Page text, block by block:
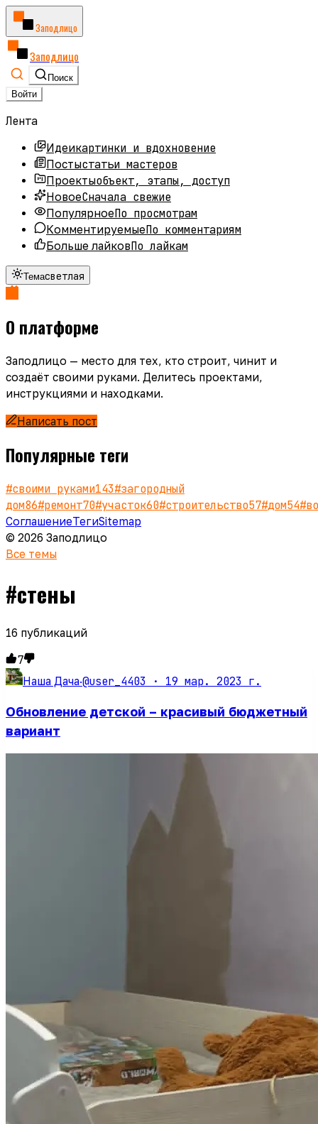
Заподлицо
Заподлицо
Поиск
Войти
Лента
Идеикартинки и вдохновение
Постыстатьи мастеров
Проектыобъект, этапы, доступ
НовоеСначала свежие
ПопулярноеПо просмотрам
КомментируемыеПо комментариям
Больше лайковПо лайкам
Темасветлая
О платформе
Заподлицо — место для тех, кто строит, чинит и
создаёт своими руками. Делитесь проектами,
инструкциями и находками.
Написать пост
Популярные теги
#своими руками143#загородный
дом86#ремонт70#участок60#строительство57#дом54#
СоглашениеТегиSitemap
© 2026 Заподлицо
Все темы
#стены
16 публикаций
7
Наша Дача·@user_4403 · 19 мар. 2023 г.
Обновление детской – красивый бюджетный
вариант